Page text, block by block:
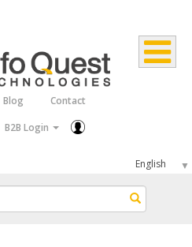
Blog
Contact
B2B Login
Select
your
language
Search